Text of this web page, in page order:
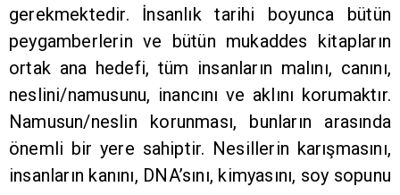
gerekmektedir. İnsanlık tarihi boyunca bütün
peygamberlerin ve bütün mukaddes kitapların
ortak ana hedefi, tüm insanların malını, canını,
neslini/namusunu, inancını ve aklını korumaktır.
Namusun/neslin korunması, bunların arasında
önemli bir yere sahiptir. Nesillerin karışmasını,
insanların kanını, DNA’sını, kimyasını, soy sopunu